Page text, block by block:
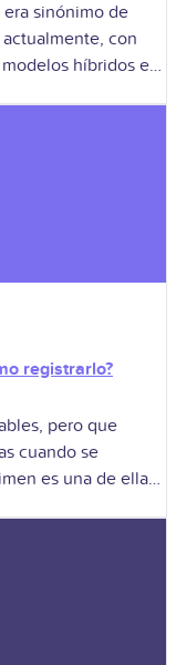
sinónimo de
con
híbridos en
registrarlo?
pero que
cuando se
es una de ellas.